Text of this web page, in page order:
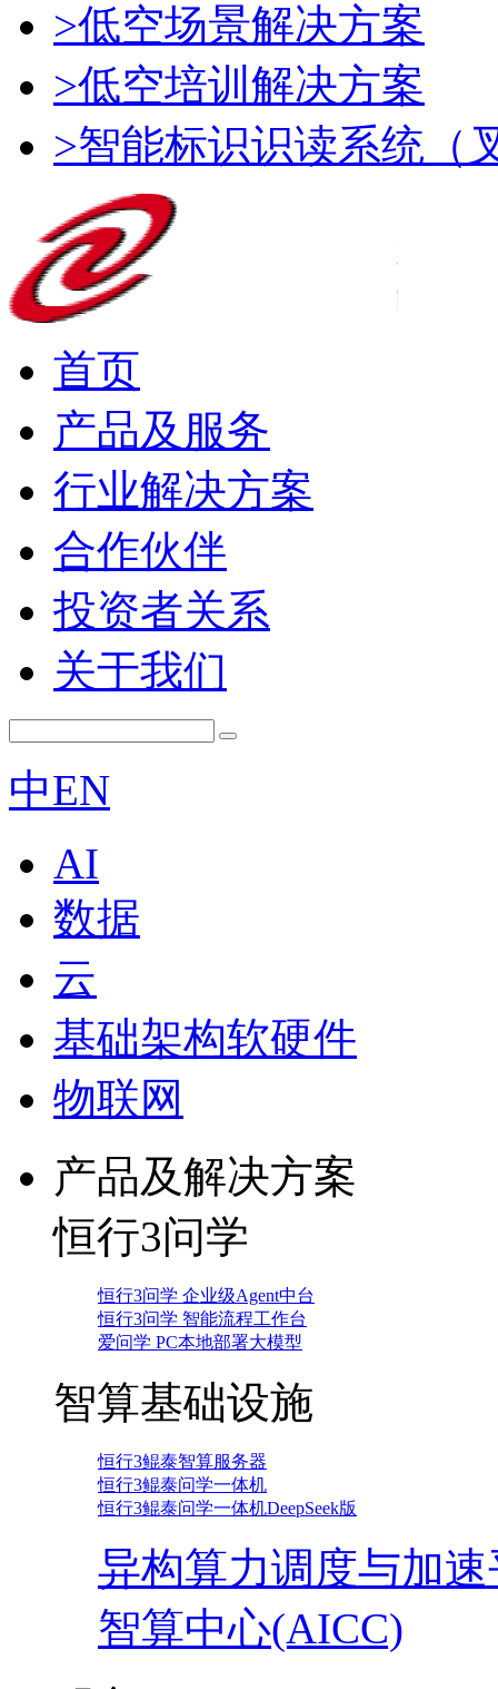
>低空场景解决方案
>低空培训解决方案
>智能标识识读系统（
首页
产品及服务
行业解决方案
合作伙伴
投资者关系
关于我们
中EN
AI
数据
云
基础架构软硬件
物联网
产品及解决方案
恒行3问学
恒行3问学 企业级Agent中台
恒行3问学 智能流程工作台
爱问学 PC本地部署大模型
智算基础设施
恒行3鲲泰智算服务器
恒行3鲲泰问学一体机
恒行3鲲泰问学一体机DeepSeek版
异构算力调度与加
智算中心(AICC)